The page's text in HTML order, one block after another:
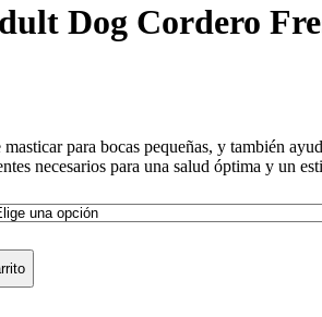
Dog Cordero
para bocas pequeñas, y también
necesarios para una salud óptima y un